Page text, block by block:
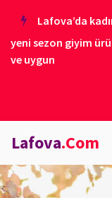
Lafova’da
yeni sezon giyim
ve uygun
Lafova.Com